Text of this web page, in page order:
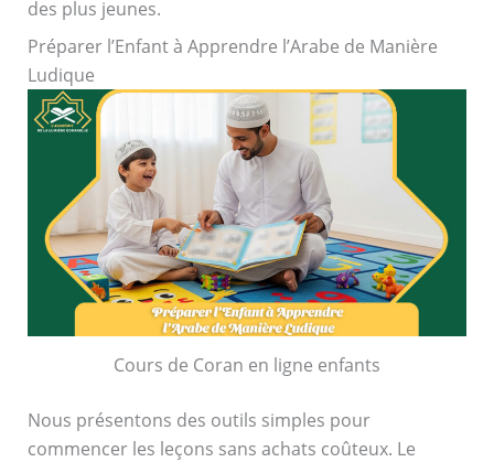
des plus jeunes.
Préparer l’Enfant à Apprendre l’Arabe de Manière
Ludique
Cours de Coran en ligne enfants
Nous présentons des outils simples pour
commencer les leçons sans achats coûteux. Le